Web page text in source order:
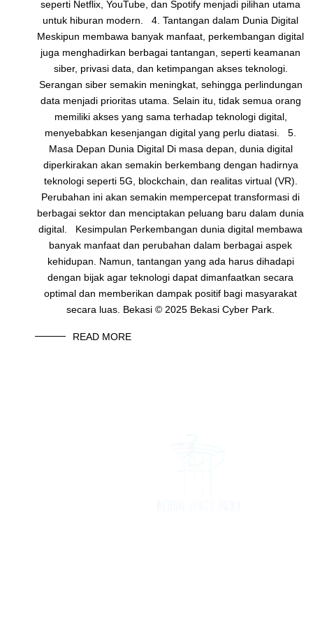
seperti Netflix, YouTube, dan Spotify menjadi pilihan utama
untuk hiburan modern. 4. Tantangan dalam Dunia Digital
Meskipun membawa banyak manfaat, perkembangan digital
juga menghadirkan berbagai tantangan, seperti keamanan
siber, privasi data, dan ketimpangan akses teknologi.
Serangan siber semakin meningkat, sehingga perlindungan
data menjadi prioritas utama. Selain itu, tidak semua orang
memiliki akses yang sama terhadap teknologi digital,
menyebabkan kesenjangan digital yang perlu diatasi. 5.
Masa Depan Dunia Digital Di masa depan, dunia digital
diperkirakan akan semakin berkembang dengan hadirnya
teknologi seperti 5G, blockchain, dan realitas virtual (VR).
Perubahan ini akan semakin mempercepat transformasi di
berbagai sektor dan menciptakan peluang baru dalam dunia
digital. Kesimpulan Perkembangan dunia digital membawa
banyak manfaat dan perubahan dalam berbagai aspek
kehidupan. Namun, tantangan yang ada harus dihadapi
dengan bijak agar teknologi dapat dimanfaatkan secara
optimal dan memberikan dampak positif bagi masyarakat
secara luas. Bekasi © 2025 Bekasi Cyber Park.
READ MORE